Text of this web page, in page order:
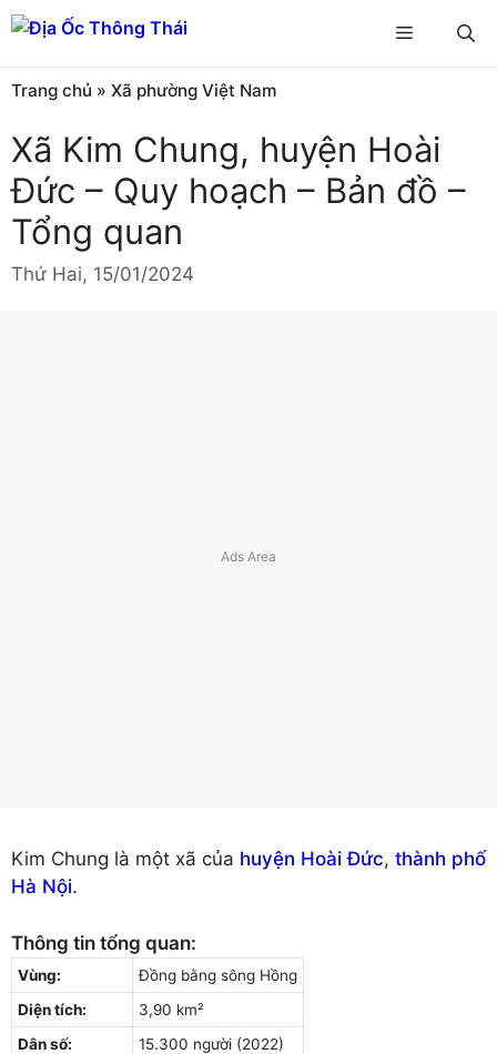
Chuyển
đến
nội
dung
Menu
Trang chủ » Xã phường Việt Nam
Xã Kim Chung, huyện Hoài
Đức – Quy hoạch – Bản đồ –
Tổng quan
Thứ Hai, 15/01/2024
Kim Chung là một xã của huyện Hoài Đức, thành phố
Hà Nội.
Thông tin tổng quan:
Vùng:
Đồng bằng sông Hồng
Diện tích:
3,90 km²
Dân số:
15.300 người (2022)